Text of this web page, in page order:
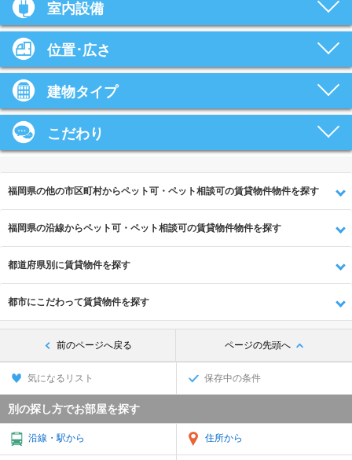
室内設備
位置･広さ
建物タイプ
こだわり
福岡県の他の市区町村からペット可・ペット相談可の賃貸物件物件を探す
福岡県の沿線からペット可・ペット相談可の賃貸物件物件を探す
都道府県別に賃貸物件を探す
都市にこだわって賃貸物件を探す
前のページへ戻る ページの先頭へ
気になるリスト 保存中の条件
別の探し方でお部屋を探す
沿線・駅から 住所から